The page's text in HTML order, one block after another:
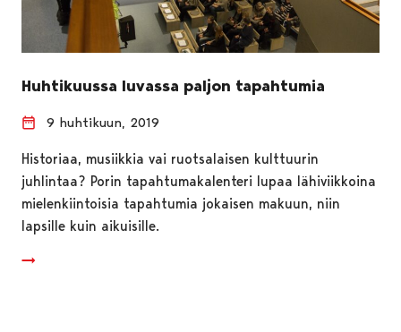
Huhtikuussa luvassa paljon tapahtumia
9 huhtikuun, 2019
Historiaa, musiikkia vai ruotsalaisen kulttuurin
juhlintaa? Porin tapahtumakalenteri lupaa lähiviikkoina
mielenkiintoisia tapahtumia jokaisen makuun, niin
lapsille kuin aikuisille.